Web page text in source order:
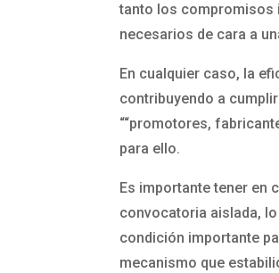
tanto los compromisos
necesarios de cara a
En cualquier caso, la
contribuyendo a
““promotores,
para ello.
Es importante tener en
convocatoria aislada,
condición importante
mecanismo que